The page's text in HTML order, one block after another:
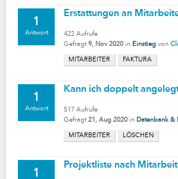
1
Antwort
Erstattungen an
422 Aufrufe
Gefragt 9, Nov 2020 in Einstieg von
MITARBEITER FAKTURA
1
Antwort
Kann ich doppelt
517 Aufrufe
Gefragt 21, Aug 2020 in Datenbank &
MITARBEITER LÖSCHEN
1
Projektliste nach